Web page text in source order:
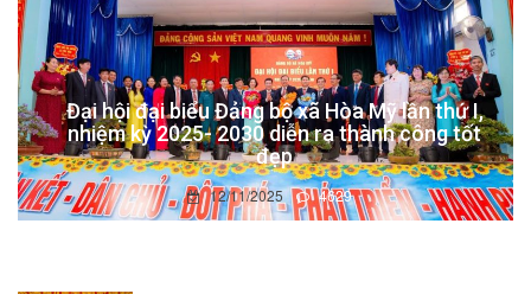
Đại hội đại biểu Đảng bộ xã Hòa Mỹ lần thứ I,
nhiệm kỳ 2025- 2030 diễn ra thành công tốt
đẹp
12/11/2025 4629